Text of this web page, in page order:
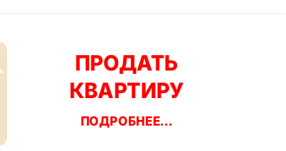
ПРОДАТЬ
КВАРТИРУ
ПОДРОБНЕЕ...